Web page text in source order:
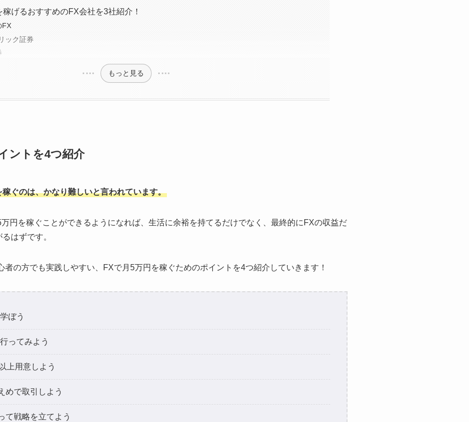
稼げるおすすめのFX会社を3社紹介！
FX
ック証券
もっと見る
ントを4つ紹介
ぐのは、かなり難しいと言われています。
円を稼ぐことができるようになれば、生活に余裕を持てるだけでなく、最終的にFXの収益だ
はずです。
者の方でも実践しやすい、FXで月5万円を稼ぐためのポイントを4つ紹介していきます！
ぼう
ってみよう
上用意しよう
めで取引しよう
て戦略を立てよう